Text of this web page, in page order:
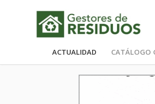
ACTUALIDAD CATÁLOGO